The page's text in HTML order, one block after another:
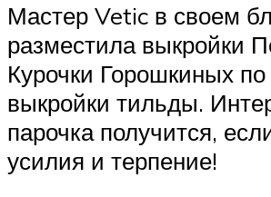
Мастер Vetic в своем
разместила выкройки
Курочки Горошкиных
выкройки тильды.
парочка получится,
усилия и терпение!